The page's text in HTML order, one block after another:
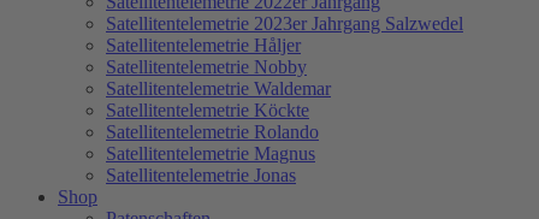
Satellitentelemetrie 2023er Jahrgang Salzwedel
Satellitentelemetrie Håljer
Satellitentelemetrie Nobby
Satellitentelemetrie Waldemar
Satellitentelemetrie Köckte
Satellitentelemetrie Rolando
Satellitentelemetrie Magnus
Satellitentelemetrie Jonas
Shop